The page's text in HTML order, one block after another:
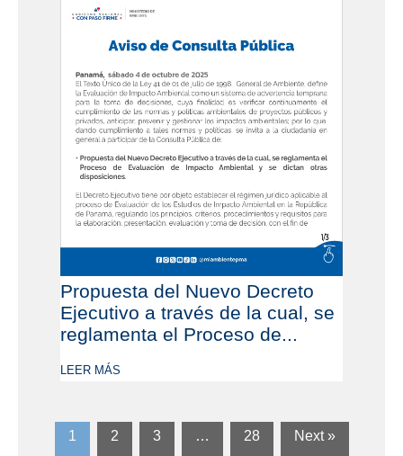
Propuesta del Nuevo Decreto
Ejecutivo a través de la cual, se
reglamenta el Proceso de...
LEER MÁS
1 2 3 … 28 Next »